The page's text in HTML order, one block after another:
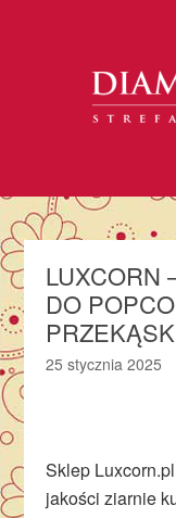
LUXCORN
DO
25 stycznia 2025
Sklep
jakości ziarnie